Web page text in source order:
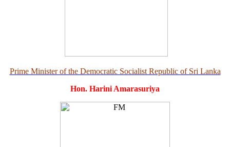
Prime Minister of the Democratic Socialist Republic of Sri Lanka
Hon. Harini Amarasuriya